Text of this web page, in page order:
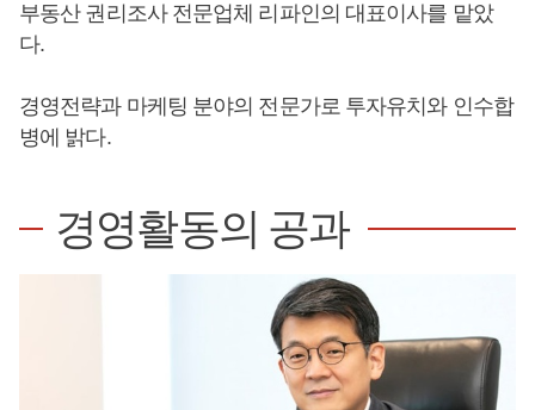
부동산 권리조사 전문업체 리파인의 대표이사를 맡았
다.
경영전략과 마케팅 분야의 전문가로 투자유치와 인수합
병에 밝다.
경영활동의 공과